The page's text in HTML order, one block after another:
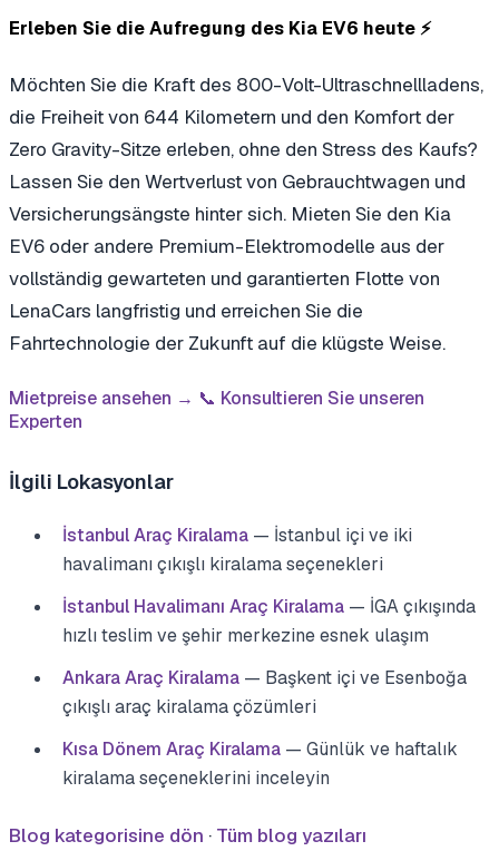
Erleben Sie die Aufregung des Kia EV6 heute ⚡
Möchten Sie die Kraft des 800-Volt-Ultraschnellladens,
die Freiheit von 644 Kilometern und den Komfort der
Zero Gravity-Sitze erleben, ohne den Stress des Kaufs?
Lassen Sie den Wertverlust von Gebrauchtwagen und
Versicherungsängste hinter sich. Mieten Sie den Kia
EV6 oder andere Premium-Elektromodelle aus der
vollständig gewarteten und garantierten Flotte von
LenaCars langfristig und erreichen Sie die
Fahrtechnologie der Zukunft auf die klügste Weise.
Mietpreise ansehen → 📞 Konsultieren Sie unseren
Experten
İlgili Lokasyonlar
İstanbul Araç Kiralama — İstanbul içi ve iki
havalimanı çıkışlı kiralama seçenekleri
İstanbul Havalimanı Araç Kiralama — İGA çıkışında
hızlı teslim ve şehir merkezine esnek ulaşım
Ankara Araç Kiralama — Başkent içi ve Esenboğa
çıkışlı araç kiralama çözümleri
Kısa Dönem Araç Kiralama — Günlük ve haftalık
kiralama seçeneklerini inceleyin
Blog kategorisine dön · Tüm blog yazıları